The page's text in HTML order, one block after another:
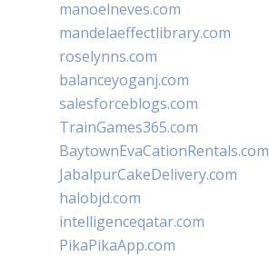
manoelneves.com
mandelaeffectlibrary.com
roselynns.com
balanceyoganj.com
salesforceblogs.com
TrainGames365.com
BaytownEvaCationRentals.com
JabalpurCakeDelivery.com
halobjd.com
intelligenceqatar.com
PikaPikaApp.com